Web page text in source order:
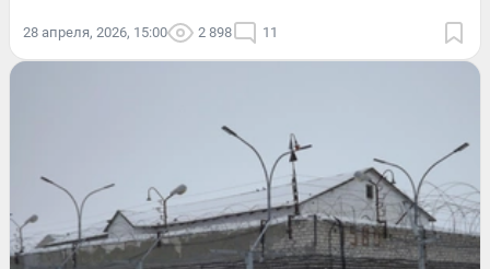
28 апреля, 2026, 15:00 2 898 11